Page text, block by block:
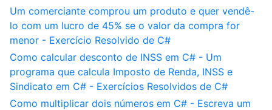
Um comerciante comprou um produto e quer vendê-
lo com um lucro de 45% se o valor da compra for
menor - Exercício Resolvido de C#
Como calcular desconto de INSS em C# - Um
programa que calcula Imposto de Renda, INSS e
Sindicato em C# - Exercícios Resolvidos de C#
Como multiplicar dois números em C# - Escreva um